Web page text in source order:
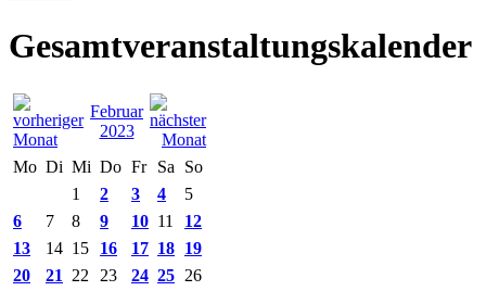
Gesamtveranstaltungskalender
Februar
2023
Mo Di Mi Do Fr Sa
So
1
2 3 4
5
6
7 8 9 10 11
12
13
14 15 16 17 18 19
20
21 22 23 24 25 26